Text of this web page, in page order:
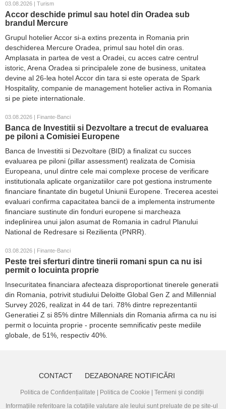
03.08.2026 | Turism
Accor deschide primul sau hotel din Oradea sub
brandul Mercure
Grupul hotelier Accor si-a extins prezenta in Romania prin
deschiderea Mercure Oradea, primul sau hotel din oras.
Amplasata in partea de vest a Oradei, cu acces catre centrul
istoric, Arena Oradea si principalele zone de business, unitatea
devine al 26-lea hotel Accor din tara si este operata de Spark
Hospitality, companie de management hotelier activa in Romania
si pe piete internationale.
03.08.2026 | Finante-Banci
Banca de Investitii si Dezvoltare a trecut de evaluarea
pe piloni a Comisiei Europene
Banca de Investitii si Dezvoltare (BID) a finalizat cu succes
evaluarea pe piloni (pillar assessment) realizata de Comisia
Europeana, unul dintre cele mai complexe procese de verificare
institutionala aplicate organizatiilor care pot gestiona instrumente
financiare finantate din bugetul Uniunii Europene. Trecerea acestei
evaluari confirma capacitatea bancii de a implementa instrumente
financiare sustinute din fonduri europene si marcheaza
indeplinirea unui jalon asumat de Romania in cadrul Planului
National de Redresare si Rezilienta (PNRR).
03.08.2026 | Finante-Banci
Peste trei sferturi dintre tinerii romani spun ca nu isi
permit o locuinta proprie
Insecuritatea financiara afecteaza disproportionat tinerele generatii
din Romania, potrivit studiului Deloitte Global Gen Z and Millennial
Survey 2026, realizat in 44 de tari. 78% dintre reprezentantii
Generatiei Z si 85% dintre Millennials din Romania afirma ca nu isi
permit o locuinta proprie - procente semnificativ peste mediile
globale, de 51%, respectiv 40%.
CONTACT DEZABONARE NOTIFICĂRI
Politica de Confidențialitate Politica de Cookie
Termeni și condiții
Informațiile referitoare la cotațiile valutare ale leului sunt preluate de pe site-ul